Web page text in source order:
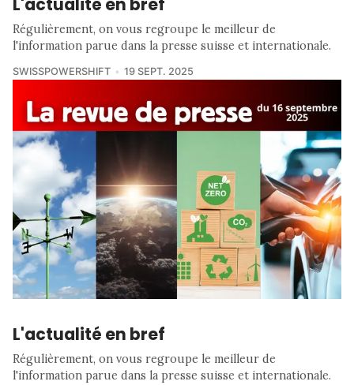
Régulièrement, on vous regroupe le meilleur de
l'information parue dans la presse suisse et internationale.
SWISSPOWERSHIFT 19 SEPT. 2025
L'actualité en bref
Régulièrement, on vous regroupe le meilleur de
l'information parue dans la presse suisse et internationale.